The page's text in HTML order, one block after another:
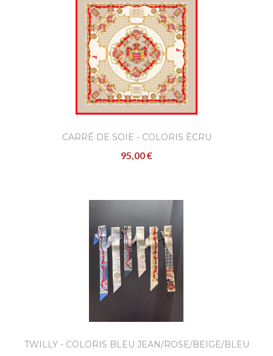
CARRÉ DE SOIE - COLORIS ÉCRU
95,00 €
TWILLY - COLORIS BLEU JEAN/ROSE/BEIGE/BLEU